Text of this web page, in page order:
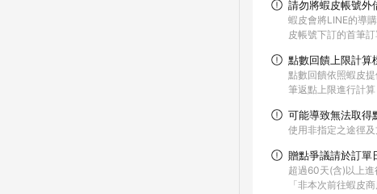
請勿將蝦皮帳號外
蝦皮會將LINE的導
皮帳號下訂的首筆
點數回饋上限計算
點數回饋依照蝦皮
筆返點上限進行計算
可能導致無法取得
使用非指定之途徑
贈點爭議請於訂
超過60天(含)以上
「非本次前往蝦皮